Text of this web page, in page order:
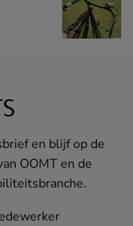
en blijf op de
OOMT en de